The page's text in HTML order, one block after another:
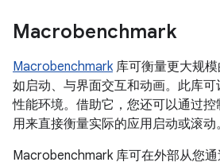
Macrobenchmark
Macrobenchmark库可衡量更大规
如启动、与界面交互和动画。此库
性能环境。借助它，您还可以通过
用来直接衡量实际的应用启动或滚动。
Macrobenchmark 库可在外部从您